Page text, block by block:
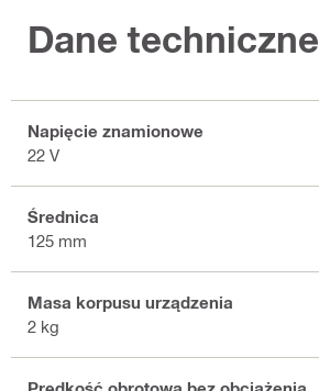
Dane techniczne
Napięcie znamionowe
22 V
Średnica
125 mm
Masa korpusu urządzenia
2 kg